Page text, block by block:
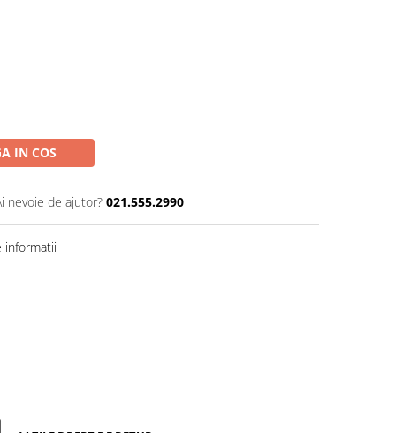
IN COS
nevoie de ajutor? 021.555.2990
informatii